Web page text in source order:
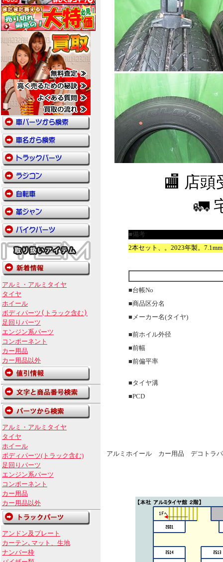
アルミ・アルミタイヤ
タイヤ
ホイール
ボディパーツ(トラック含む)
足回りパーツ
エンジン系パーツ
コンポーネント
カー用品
カー用品以外
アルミ・アルミタイヤ
タイヤ
ホイール
ボディパーツ(トラック含む)
足回りパーツ
エンジン系パーツ
コンポーネント
カー用品
カー用品以外
アンドン及プレート
カーテン､マット、生地
ナンバー枠
🏬 店頭
🚛
■備考
2本セット、。2023年製。
■台帳No
■商品区分名
■メーカー名(タイヤ)
■前ホイル外径
■前幅
■前偏平率
■タイヤ溝
■PCD
アルミホイール カー用品 デコトラ